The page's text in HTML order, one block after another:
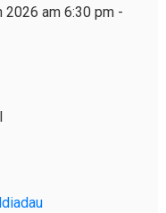
2026 am 6:30 pm -